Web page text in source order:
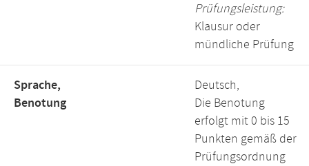
Prüfungsleistung:
Klausur oder
mündliche Prüfung
Sprache,
Benotung
Deutsch,
Die Benotung
erfolgt mit 0 bis 15
Punkten gemäß der
Prüfungsordnung